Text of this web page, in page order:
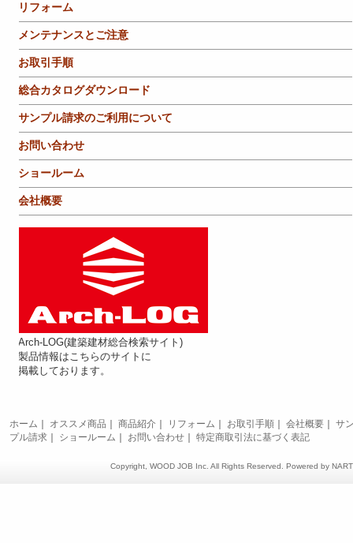
リフォーム
メンテナンスとご注意
お取引手順
総合カタログダウンロード
サンプル請求のご利用について
お問い合わせ
ショールーム
会社概要
Arch-LOG(建築建材総合検索サイト)
製品情報はこちらのサイトに
掲載しております。
ホーム オススメ商品 商品紹介｜ リフォーム お取引手順｜ 会社概要｜
サ
プル請求｜ ショールーム お問い合わせ｜ 特定商取引法に基づく表記
Copyright, WOOD JOB Inc. All Rights Reserved. Powered by